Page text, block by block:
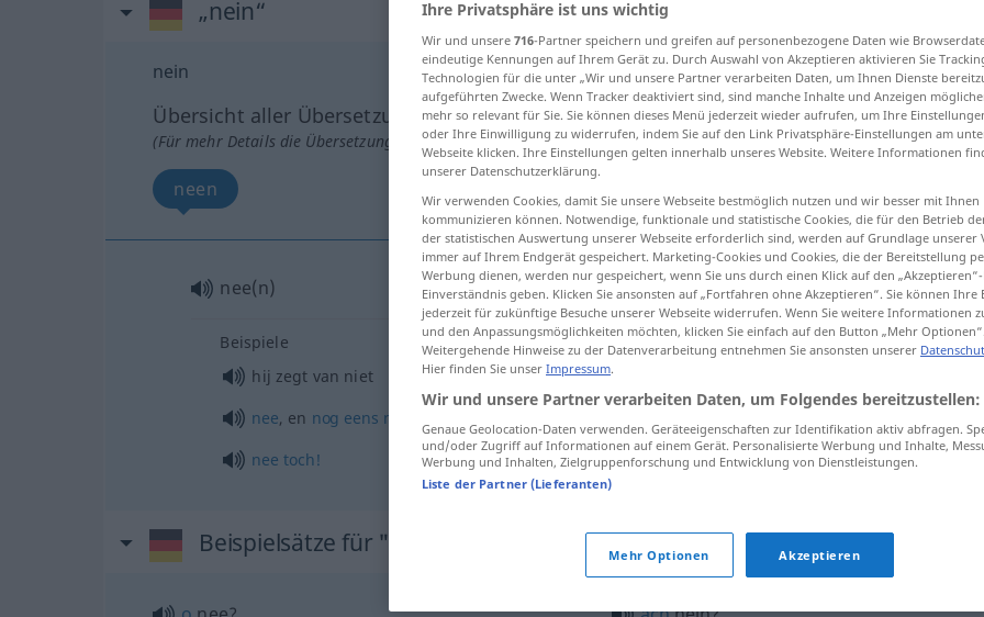
„nein“
nein
Übersicht aller Übersetzungen
(Für mehr Details die Übersetzung anklicken/antippen)
neen
nee(n) nein
Beispiele
hij zegt van niet
nee, en nog eens nee!
nee toch! nein, so (et)was!
Beispielsätze für "nein"
Ihre Privatsphäre ist uns wichtig
Wir und unsere 716-Partner speichern und greifen auf personenbezogene Daten wie
eindeutige Kennungen auf Ihrem Gerät zu. Durch Auswahl von Akzeptieren aktivieren Sie
Technologien für die unter „Wir und unsere Partner verarbeiten Daten, um Ihnen Dienste
aufgeführten Zwecke. Wenn Tracker deaktiviert sind, sind manche Inhalte und Anzeigen
mehr so relevant für Sie. Sie können dieses Menü jederzeit wieder aufrufen, um Ihre
oder Ihre Einwilligung zu widerrufen, indem Sie auf den Link Privatsphäre-Einstellungen am
Webseite klicken. Ihre Einstellungen gelten innerhalb unseres Website. Weitere Informationen
unserer Datenschutzerklärung.
Wir verwenden Cookies, damit Sie unsere Webseite bestmöglich nutzen und wir besser mit Ihnen
kommunizieren können. Notwendige, funktionale und statistische Cookies, die für den Betrieb
der statistischen Auswertung unserer Webseite erforderlich sind, werden auf Grundlage unserer
immer auf Ihrem Endgerät gespeichert. Marketing-Cookies und Cookies, die der Bereitstellung
Werbung dienen, werden nur gespeichert, wenn Sie uns durch einen Klick auf den
Einverständnis geben. Klicken Sie ansonsten auf „Fortfahren ohne Akzeptieren“. Sie können Ihre
jederzeit für zukünftige Besuche unserer Webseite widerrufen. Wenn Sie weitere Informationen
und den Anpassungsmöglichkeiten möchten, klicken Sie einfach auf den Button „Mehr Optionen“.
Weitergehende Hinweise zu der Datenverarbeitung entnehmen Sie ansonsten unserer
Hier finden Sie unser Impressum.
Wir und unsere Partner verarbeiten Daten, um Folgendes bereitzustellen:
Genaue Geolocation-Daten verwenden. Geräteeigenschaften zur Identifikation aktiv abfragen.
und/oder Zugriff auf Informationen auf einem Gerät. Personalisierte Werbung und Inhalte,
Werbung und Inhalten, Zielgruppenforschung und Entwicklung von Dienstleistungen.
Liste der Partner (Lieferanten)
Mehr Optionen Akzeptieren